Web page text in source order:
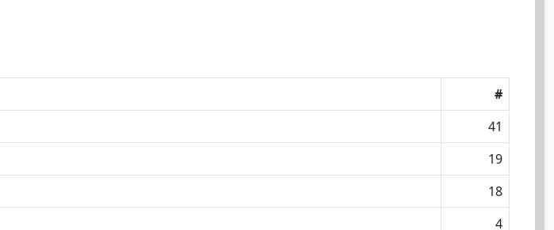
#
41
19
18
4